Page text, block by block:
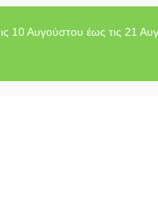
10 Αυγούστου έως τις 21